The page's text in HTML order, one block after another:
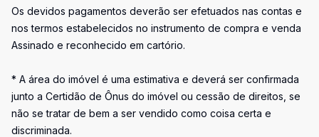
Os devidos pagamentos deverão ser efetuados nas contas e
nos termos estabelecidos no instrumento de compra e venda
Assinado e reconhecido em cartório.
* A área do imóvel é uma estimativa e deverá ser confirmada
junto a Certidão de Ônus do imóvel ou cessão de direitos, se
não se tratar de bem a ser vendido como coisa certa e
discriminada.